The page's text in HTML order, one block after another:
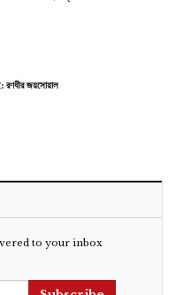
রণধীর জয়সোয়াল
to your inbox